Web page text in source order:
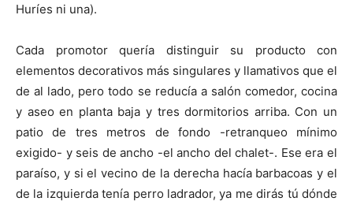
Huríes ni una).
Cada promotor quería distinguir su producto con
elementos decorativos más singulares y llamativos que el
de al lado, pero todo se reducía a salón comedor, cocina
y aseo en planta baja y tres dormitorios arriba. Con un
patio de tres metros de fondo -retranqueo mínimo
exigido- y seis de ancho -el ancho del chalet-. Ese era el
paraíso, y si el vecino de la derecha hacía barbacoas y el
de la izquierda tenía perro ladrador, ya me dirás tú dónde